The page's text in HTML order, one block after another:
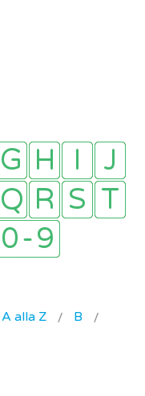
alla Z
B